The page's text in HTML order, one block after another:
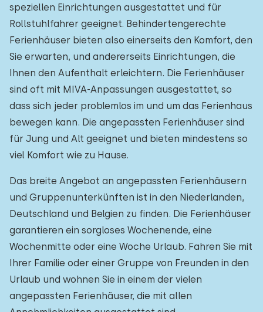
speziellen Einrichtungen ausgestattet und für
Rollstuhlfahrer geeignet. Behindertengerechte
Ferienhäuser bieten also einerseits den Komfort, den
Sie erwarten, und andererseits Einrichtungen, die
Ihnen den Aufenthalt erleichtern. Die Ferienhäuser
sind oft mit MIVA-Anpassungen ausgestattet, so
dass sich jeder problemlos im und um das Ferienhaus
bewegen kann. Die angepassten Ferienhäuser sind
für Jung und Alt geeignet und bieten mindestens so
viel Komfort wie zu Hause.
Das breite Angebot an angepassten Ferienhäusern
und Gruppenunterkünften ist in den Niederlanden,
Deutschland und Belgien zu finden. Die Ferienhäuser
garantieren ein sorgloses Wochenende, eine
Wochenmitte oder eine Woche Urlaub. Fahren Sie mit
Ihrer Familie oder einer Gruppe von Freunden in den
Urlaub und wohnen Sie in einem der vielen
angepassten Ferienhäuser, die mit allen